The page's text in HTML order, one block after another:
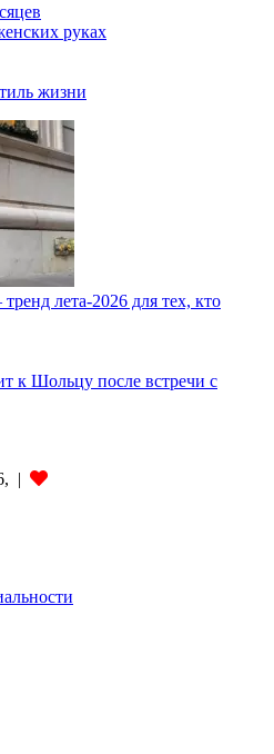
руках
жизни
лета-2026 для тех, кто
к Шольцу после встречи с
|